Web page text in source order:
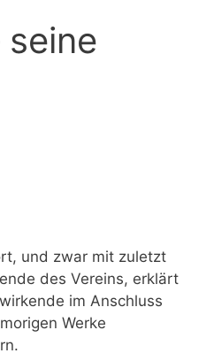
und zwar mit zuletzt
des Vereins, erklärt
im Anschluss
Werke